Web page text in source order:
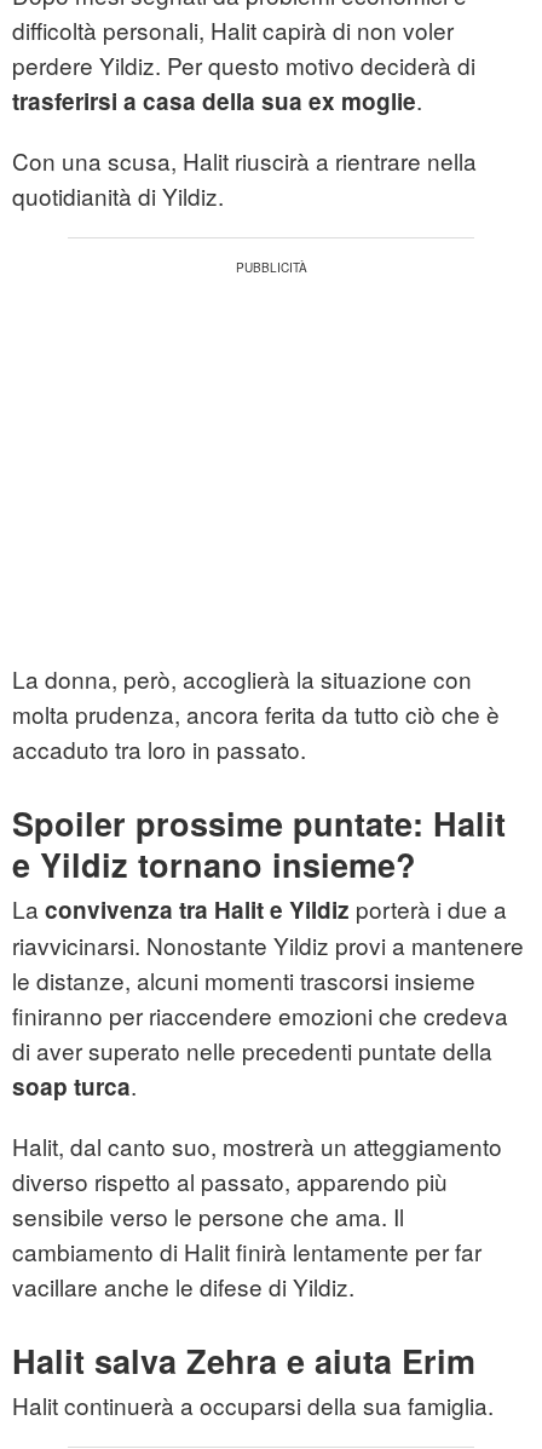
difficoltà personali, Halit capirà di non voler
perdere Yildiz. Per questo motivo deciderà di
trasferirsi a casa della sua ex moglie.
Con una scusa, Halit riuscirà a rientrare nella
quotidianità di Yildiz.
La donna, però, accoglierà la situazione con
molta prudenza, ancora ferita da tutto ciò che è
accaduto tra loro in passato.
Spoiler prossime puntate: Halit
e Yildiz tornano insieme?
La convivenza tra Halit e Yildiz porterà i due a
riavvicinarsi. Nonostante Yildiz provi a mantenere
le distanze, alcuni momenti trascorsi insieme
finiranno per riaccendere emozioni che credeva
di aver superato nelle precedenti puntate della
soap turca.
Halit, dal canto suo, mostrerà un atteggiamento
diverso rispetto al passato, apparendo più
sensibile verso le persone che ama. Il
cambiamento di Halit finirà lentamente per far
vacillare anche le difese di Yildiz.
Halit salva Zehra e aiuta Erim
Halit continuerà a occuparsi della sua famiglia.